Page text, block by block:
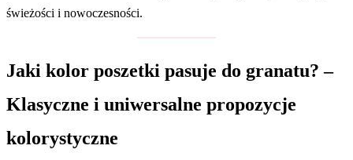
świeżości i nowoczesności.
Jaki kolor poszetki pasuje do granatu? –
Klasyczne i uniwersalne propozycje
kolorystyczne